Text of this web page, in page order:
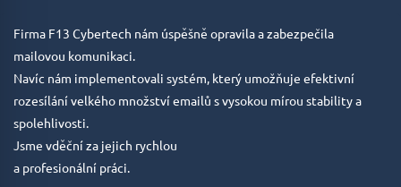
Firma F13 Cybertech nám úspěšně opravila a zabezpečila
mailovou komunikaci.
Navíc nám implementovali systém, který umožňuje efektivní
rozesílání velkého množství emailů s vysokou mírou stability a
spolehlivosti.
Jsme vděční za jejich rychlou
a profesionální práci.